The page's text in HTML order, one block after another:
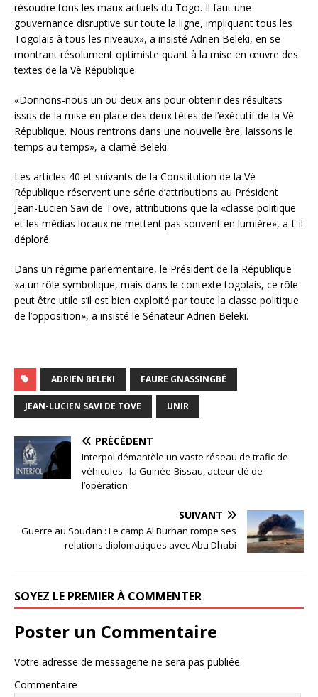
résoudre tous les maux actuels du Togo. Il faut une
gouvernance disruptive sur toute la ligne, impliquant tous les
Togolais à tous les niveaux», a insisté Adrien Beleki, en se
montrant résolument optimiste quant à la mise en œuvre des
textes de la Vè République.
«Donnons-nous un ou deux ans pour obtenir des résultats
issus de la mise en place des deux têtes de l’exécutif de la Vè
République. Nous rentrons dans une nouvelle ère, laissons le
temps au temps», a clamé Beleki.
Les articles 40 et suivants de la Constitution de la Vè
République réservent une série d’attributions au Président
Jean-Lucien Savi de Tove, attributions que la «classe politique
et les médias locaux ne mettent pas souvent en lumière», a-t-il
déploré.
Dans un régime parlementaire, le Président de la République
«a un rôle symbolique, mais dans le contexte togolais, ce rôle
peut être utile s’il est bien exploité par toute la classe politique
de l’opposition», a insisté le Sénateur Adrien Beleki.
ADRIEN BELEKI FAURE GNASSINGBÉ
JEAN-LUCIEN SAVI DE TOVE UNIR
PRÉCÉDENT
Interpol démantèle un vaste réseau de trafic de
véhicules : la Guinée-Bissau, acteur clé de
l’opération
SUIVANT
Guerre au Soudan : Le camp Al Burhan rompe ses
relations diplomatiques avec Abu Dhabi
SOYEZ LE PREMIER À COMMENTER
Poster un Commentaire
Votre adresse de messagerie ne sera pas publiée.
Commentaire